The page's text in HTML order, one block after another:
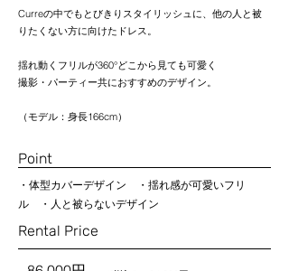
Curreの中でもとびきりスタイリッシュに、他の人と被
りたくない方に向けたドレス。
揺れ動くフリルが360°どこから見ても可愛く
撮影・パーティー共におすすめのデザイン。
（モデル：身長166cm）
Point
・体型カバーデザイン ・揺れ感が可愛いフリ
ル ・人と被らないデザイン
Rental Price